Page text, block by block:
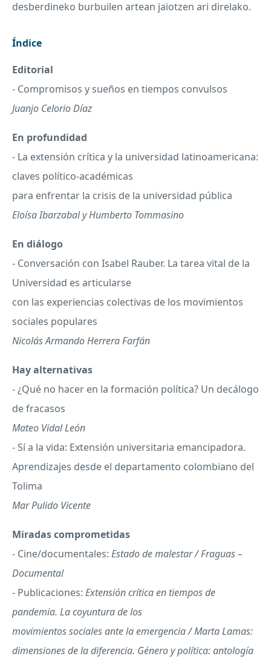
desberdineko burbuilen artean jaiotzen ari direlako.
Índice
Editorial
- Compromisos y sueños en tiempos convulsos
Juanjo Celorio Díaz
En profundidad
- La extensión crítica y la universidad latinoamericana:
claves político-académicas
para enfrentar la crisis de la universidad pública
Eloísa Ibarzabal y Humberto Tommasino
En diálogo
- Conversación con Isabel Rauber. La tarea vital de la
Universidad es articularse
con las experiencias colectivas de los movimientos
sociales populares
Nicolás Armando Herrera Farfán
Hay alternativas
- ¿Qué no hacer en la formación política? Un decálogo
de fracasos
Mateo Vidal León
- Sí a la vida: Extensión universitaria emancipadora.
Aprendizajes desde el departamento colombiano del
Tolima
Mar Pulido Vicente
Miradas comprometidas
- Cine/documentales: Estado de malestar / Fraguas –
Documental
- Publicaciones: Extensión crítica en tiempos de
pandemia. La coyuntura de los
movimientos sociales ante la emergencia / Marta Lamas:
dimensiones de la diferencia. Género y política: antología